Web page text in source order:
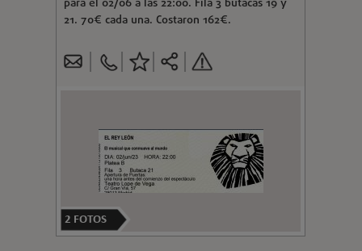
para el 02/06 a las 22:00. Fila 3 butacas 19 y
21. 70€ cada una. Costaron 162€.
2 FOTOS